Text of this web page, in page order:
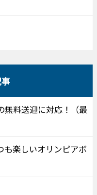
無料送迎に対応！（最
も楽しいオリンピアボ